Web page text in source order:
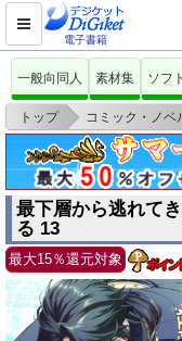
電子書籍
一般向同人 素材集 ソフト
トップ > コミック・ノベ
最下層から逃れてきた宮
最下層から逃れて
る 13
最大15％還元対象